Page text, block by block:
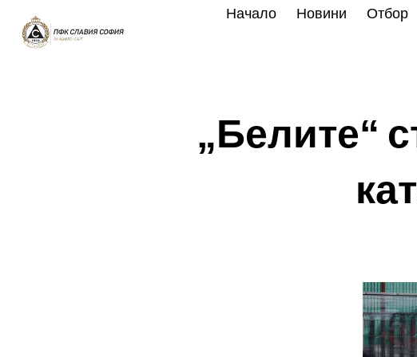
content
Начало Новини Отбор
„Белите“